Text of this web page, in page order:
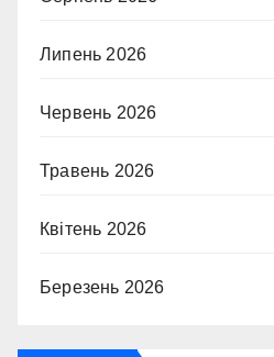
Липень 2026
Червень 2026
Травень 2026
Квітень 2026
Березень 2026